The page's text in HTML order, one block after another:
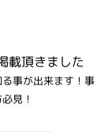
載頂きました
事が出来ます！事
見！